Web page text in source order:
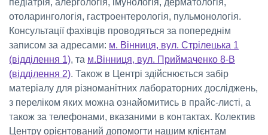
педіатрія, алергологія, імунологія, дерматологія,
отоларингологія, гастроентерологія, пульмонологія.
Консультації фахівців проводяться за попереднім
записом за адресами: м. Вінниця, вул. Стрілецька 1
(відділення 1), та м.Вінниця, вул. Приймаченко 8-В
(відділення 2). Також в Центрі здійснюється забір
матеріалу для різноманітних лабораторних досліджень,
з переліком яких можна ознайомитись в прайс-листі, а
також за телефонами, вказаними в контактах. Колектив
Центру орієнтований допомогти нашим клієнтам